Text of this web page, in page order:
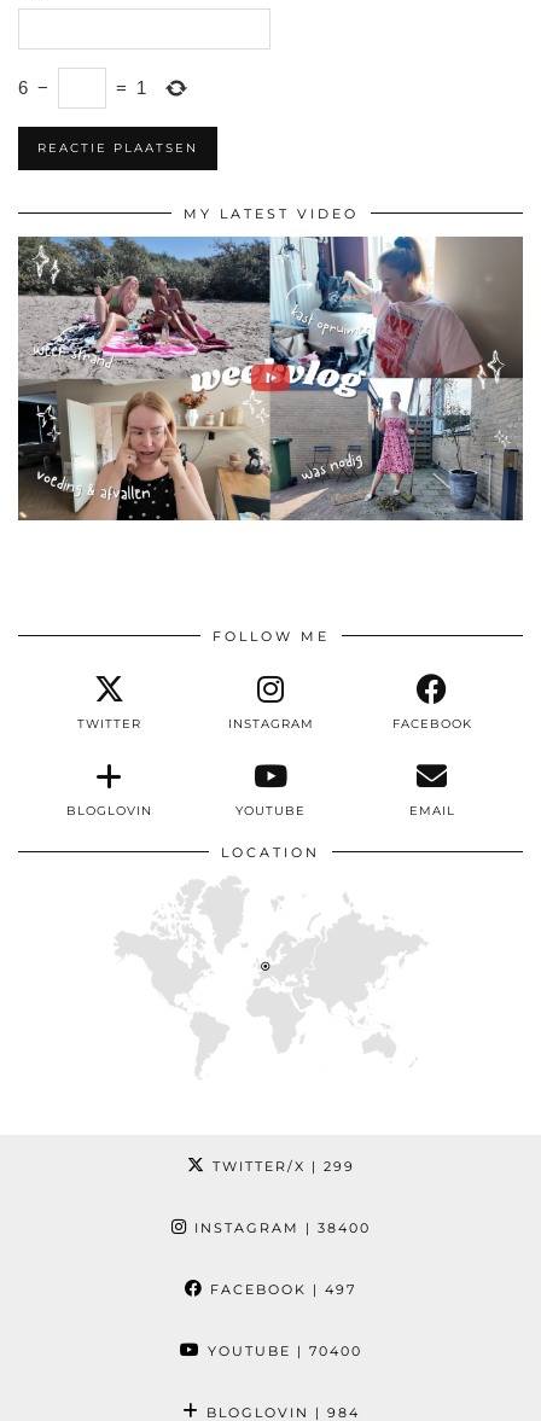
6 − = 1
MY LATEST VIDEO
FOLLOW ME
TWITTER INSTAGRAM FACEBOOK
BLOGLOVIN YOUTUBE EMAIL
LOCATION
TWITTER/X | 299
INSTAGRAM | 38400
FACEBOOK | 497
YOUTUBE | 70400
BLOGLOVIN | 984